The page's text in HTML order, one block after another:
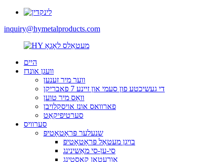
inquiry@hymetalproducts.com
היים
וועגן אונדז
ווער מיר זענען
די געשיכטע פון ​​סעמי און זיינע 7 פאבריקן
וואָס מיר טוען
פארוואס אונז אויסקלויבן
סערטיפיקאַט
סערוויס
שנעלער פּראָטאָטיפּ
בויגן מעטאַל פּראָטאָטיפּ
סי-ען-סי מאַשינינג
אורעטאַן קאַסטינג